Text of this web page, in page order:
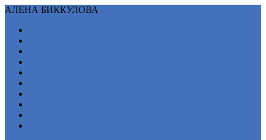
АЛЕНА БИККУЛОВА